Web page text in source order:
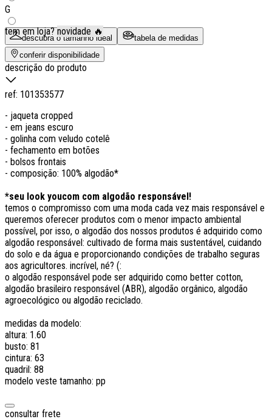
G
descubra o tamanho ideal tabela de medidas
tem em loja? novidade 🔥
conferir disponibilidade
descrição do produto
ref: 101353577
- jaqueta cropped
- em jeans escuro
- golinha com veludo cotelê
- fechamento em botões
- bolsos frontais
- composição: 100% algodão*
*seu look youcom com algodão responsável!
temos o compromisso com uma moda cada vez mais responsável e
queremos oferecer produtos com o menor impacto ambiental
possível, por isso, o algodão dos nossos produtos é adquirido como
algodão responsável: cultivado de forma mais sustentável, cuidando
do solo e da água e proporcionando condições de trabalho seguras
aos agricultores. incrível, né? (:
o algodão responsável pode ser adquirido como better cotton,
algodão brasileiro responsável (ABR), algodão orgânico, algodão
agroecológico ou algodão reciclado.
medidas da modelo:
altura: 1.60
busto: 81
cintura: 63
quadril: 88
modelo veste tamanho: pp
consultar frete